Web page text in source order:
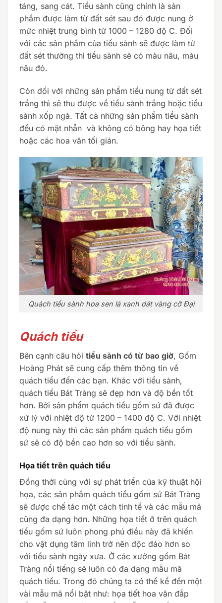
táng, sang cát. Tiểu sành cũng chính là sản
phẩm được làm từ đất sét sau đó được nung ở
mức nhiệt trung bình từ 1000 – 1280 độ C. Đối
với các sản phẩm của tiểu sành sẽ được làm từ
đất sét thường thì tiểu sành sẽ có màu nâu, màu
nâu đỏ.
Còn đối với những sản phẩm tiểu nung từ đất sét
trắng thì sẽ thu được về tiểu sành trắng hoặc tiểu
sành xốp ngà. Tất cả những sản phẩm tiểu sành
đều có mặt nhẵn và không có bông hay họa tiết
hoặc các hoa văn tối giản.
Quách tiểu sành hoa sen lá xanh dát vàng cỡ Đại
Quách tiểu
Bên cạnh câu hỏi tiểu sành có từ bao giờ, Gốm
Hoàng Phát sẽ cung cấp thêm thông tin về
quách tiểu đến các bạn. Khác với tiểu sành,
quách tiểu Bát Tràng sẽ đẹp hơn và độ bền tốt
hơn. Bởi sản phẩm quách tiểu gốm sứ đã được
xử lý với nhiệt độ từ 1200 – 1400 độ C. Với nhiệt
độ nung này thì các sản phẩm quách tiểu gốm
sứ sẽ có độ bền cao hơn so với tiểu sành.
Họa tiết trên quách tiểu
Đồng thời cùng với sự phát triển của kỹ thuật hội
họa, các sản phẩm quách tiểu gốm sứ Bát Tràng
sẽ được chế tác một cách tinh tế và các mẫu mã
cũng đa dạng hơn. Những họa tiết ở trên quách
tiểu gốm sứ luôn phong phú điều này đã khiến
cho vật dụng tâm linh trở nên độc đáo hơn so
với tiểu sành ngày xưa. Ở các xưởng gốm Bát
Tràng nổi tiếng sẽ luôn có đa dạng mẫu mã
quách tiểu. Trong đó chúng ta có thể kể đến một
vài mẫu mã nổi bật như: họa tiết hoa văn đắp